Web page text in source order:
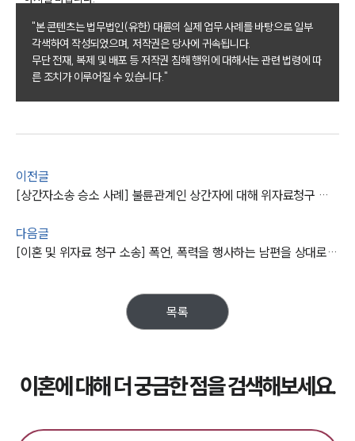
업무사례
이혼 주요 업무사례
사례분석/최신동향
이혼 법률정보
법률지식인
이혼소송·상담후기
업무
전체
이혼전문변호사
소식/자료
"본 콘텐츠는 법무법인(유한) 대륜의 실제 업무 사례를 바탕으로 일부
각색하여 작성되었으며, 저작권은 당사에 귀속됩니다.
무단 전재, 복제 및 배포 등 저작권 침해 행위에 대해서는 관련 법령에 따
른 조치가 이루어질 수 있습니다."
이전글
[상간자소송 승소 사례] 불륜관계인 상간자에 대해 위자료청구 소송 제기
다음글
[이혼 및 위자료 청구 소송] 폭언, 폭력을 행사하는 남편을 상대로 한 이혼소송 및 위자료 청구
목록
이혼에 대해 더 궁금한 점을 검색해보세요.